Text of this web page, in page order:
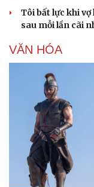
Tôi bất lực khi
sau mỗi lần cãi
VĂN HÓA